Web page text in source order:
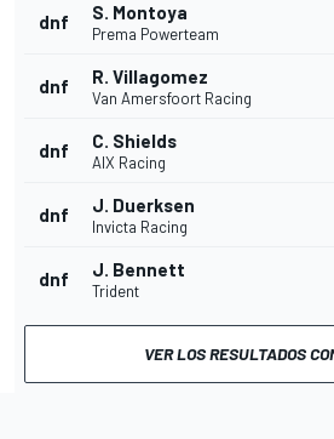
dnf S. Montoya
Prema Powerteam
dnf R. Villagomez
Van Amersfoort Racing
dnf C. Shields
AIX Racing
dnf J. Duerksen
Invicta Racing
dnf J. Bennett
Trident
VER LOS RESULTADOS